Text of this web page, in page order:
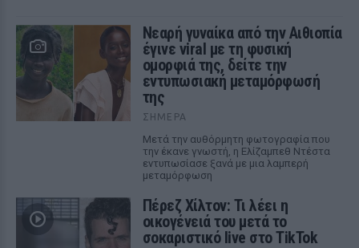
Νεαρή γυναίκα από την Αιθιοπία
έγινε viral με τη φυσική
ομορφιά της, δείτε την
εντυπωσιακή μεταμόρφωσή
της
ΣΉΜΕΡΑ
Μετά την αυθόρμητη φωτογραφία που
την έκανε γνωστή, η Ελίζαμπεθ Ντέστα
εντυπωσίασε ξανά με μια λαμπερή
μεταμόρφωση
Πέρεζ Χίλτον: Τι λέει η
οικογένειά του μετά το
σοκαριστικό live στο TikTok